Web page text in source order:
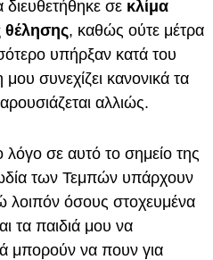
σε κλίμα
θέλησης, καθώς ούτε μέτρα
υπήρξαν κατά του
συνεχίζει κανονικά τα
αλλιώς.
λόγο σε αυτό το σημείο της
των Τεμπών υπάρχουν
λοιπόν όσους στοχευμένα
τα παιδιά μου να
μπορούν να πουν για